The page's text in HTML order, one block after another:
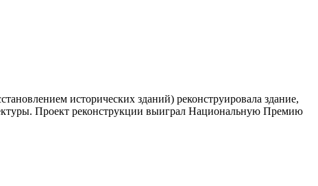
исторических зданий) реконструировала здание,
Проект реконструкции выиграл Национальную Премию